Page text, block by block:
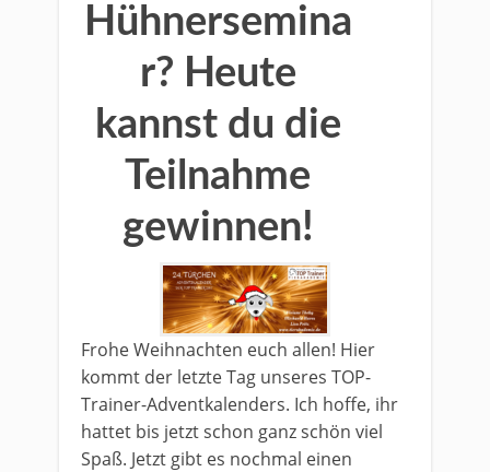
Hühnersemina
r? Heute
kannst du die
Teilnahme
gewinnen!
Frohe Weihnachten euch allen! Hier
kommt der letzte Tag unseres TOP-
Trainer-Adventkalenders. Ich hoffe, ihr
hattet bis jetzt schon ganz schön viel
Spaß. Jetzt gibt es nochmal einen